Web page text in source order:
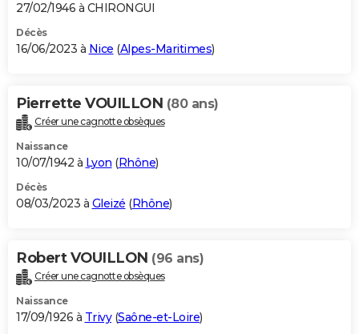
27/02/1946 à CHIRONGUI
Décès
16/06/2023 à Nice (Alpes-Maritimes)
Pierrette VOUILLON (80 ans)
Créer une cagnotte obsèques
Naissance
10/07/1942 à Lyon (Rhône)
Décès
08/03/2023 à Gleizé (Rhône)
Robert VOUILLON (96 ans)
Créer une cagnotte obsèques
Naissance
17/09/1926 à Trivy(Saône-et-Loire)